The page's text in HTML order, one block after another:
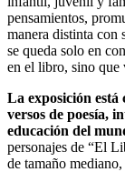
pensamientos,
manera distinta con
se queda solo en
en el libro, sino que
La exposición está
versos de poesía,
educación del
personajes de “El
de tamaño